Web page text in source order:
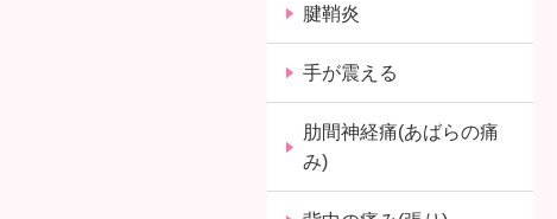
腱鞘炎
手が震える
肋間神経痛(あばらの痛
み)